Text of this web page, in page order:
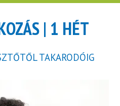
| 1 HÉT
TAKARODÓIG